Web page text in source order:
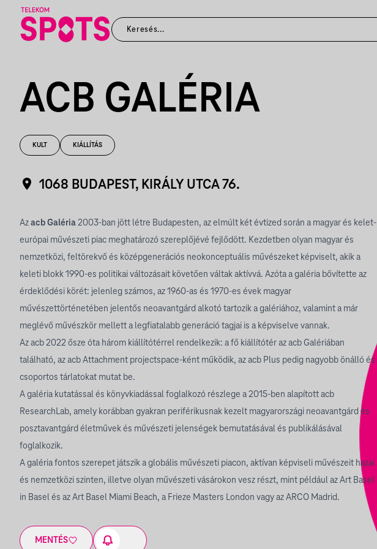
ACB GALÉRIA
KULT KIÁLLÍTÁS
1068 BUDAPEST, KIRÁLY UTCA 76.
Azacb Galéria2003-ban jött létre Budapesten, az elmúlt két évtized során a magyar és kelet-
európai művészeti piac meghatározó szereplőjévé fejlődött. Kezdetben olyan magyar és
nemzetközi, feltörekvő és középgenerációs neokonceptuális művészeket képviselt, akik a
keleti blokk 1990-es politikai változásait követően váltak aktívvá. Azóta a galéria bővítette az
érdeklődési körét: jelenleg számos, az 1960-as és 1970-es évek magyar
művészettörténetében jelentős neoavantgárd alkotó tartozik a galériához, valamint a már
meglévő művészkör mellett a legfiatalabb generáció tagjai is a képviselve vannak.
Az acb 2022 ősze óta három kiállítótérrel rendelkezik: a fő kiállítótér az acb Galériában
található, az acb Attachment projectspace-ként működik, az acb Plus pedig nagyobb önálló és
csoportos tárlatokat mutat be.
A galéria kutatással és könyvkiadással foglalkozó részlege a 2015-ben alapított acb
ResearchLab, amely korábban gyakran periférikusnak kezelt magyarországi neoavantgárd és
posztavantgárd életművek és művészeti jelenségek bemutatásával és publikálásával
foglalkozik.
A galéria fontos szerepet játszik a globális művészeti piacon, aktívan képviseli művészeit hazai
és nemzetközi szinten, illetve olyan művészeti vásárokon vesz részt, mint például az Art Basel
in Basel és az Art Basel Miami Beach, a Frieze Masters London vagy az ARCO Madrid.
MENTÉS